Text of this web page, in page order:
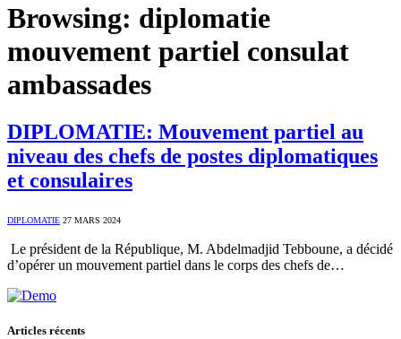
Browsing: diplomatie
mouvement partiel consulat
ambassades
DIPLOMATIE: Mouvement partiel au
niveau des chefs de postes diplomatiques
et consulaires
DIPLOMATIE 27 MARS 2024
Le président de la République, M. Abdelmadjid Tebboune, a décidé
d’opérer un mouvement partiel dans le corps des chefs de…
Articles récents